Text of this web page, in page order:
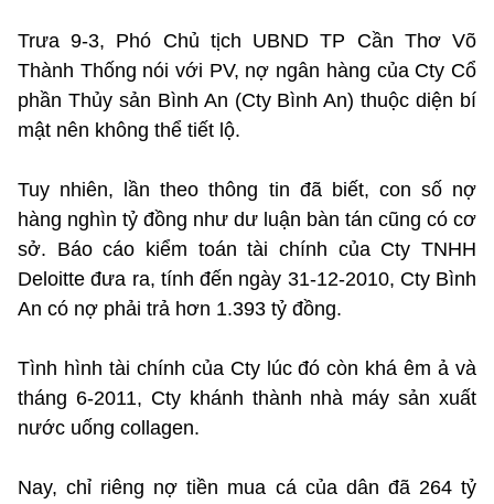
Trưa 9-3, Phó Chủ tịch UBND TP Cần Thơ Võ
Thành Thống nói với PV, nợ ngân hàng của Cty Cổ
phần Thủy sản Bình An (Cty Bình An) thuộc diện bí
mật nên không thể tiết lộ.
Tuy nhiên, lần theo thông tin đã biết, con số nợ
hàng nghìn tỷ đồng như dư luận bàn tán cũng có cơ
sở. Báo cáo kiểm toán tài chính của Cty TNHH
Deloitte đưa ra, tính đến ngày 31-12-2010, Cty Bình
An có nợ phải trả hơn 1.393 tỷ đồng.
Tình hình tài chính của Cty lúc đó còn khá êm ả và
tháng 6-2011, Cty khánh thành nhà máy sản xuất
nước uống collagen.
Nay, chỉ riêng nợ tiền mua cá của dân đã 264 tỷ